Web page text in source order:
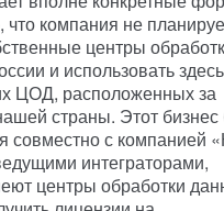
что компания не
центры
и использовать здесь
ЦОД, расположенных за
страны. Этот бизнес
совместно с компанией
интеграторами,
центры обработки